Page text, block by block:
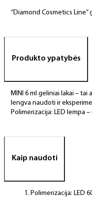
“Diamond Cosmetics
Produkto ypatybės
MINI 6 ml geliniai lakai –
lengva naudoti ir
Polimerizacija: LED lempa –
Kaip naudoti
Polimerizacija: LED